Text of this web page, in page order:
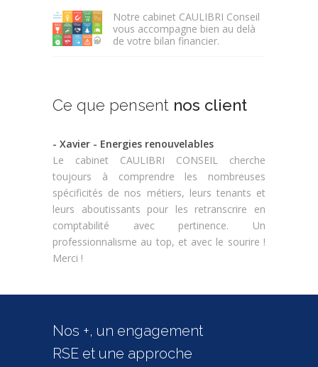
Notre cabinet CAULIBRI Conseil
vous accompagne bien au delà
de votre bilan financier.
Ce que pensent nos client
- Xavier - Energies renouvelables
Le cabinet CAULIBRI CONSEIL cherche
toujours à comprendre les nombreuses
spécificités de nos métiers, leurs tenants et
leurs aboutissants pour les retranscrire en
comptabilité avec pertinence. Un
professionnalisme au top, et avec le sourire !
Merci !
Nos +, un engagement
RSE et une approche